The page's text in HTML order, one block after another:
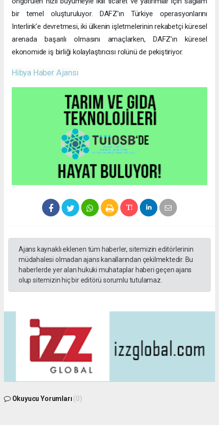
bir temel oluşturuluyor. DAFZ’ın Türkiye operasyonlarını
Interlink’e devretmesi, iki ülkenin işletmelerinin rekabetçi küresel
arenada başarılı olmasını amaçlarken, DAFZ’ın küresel
ekonomide iş birliği kolaylaştırıcısı rolünü de pekiştiriyor.
Hibya Haber Ajansı
Ajans kaynaklı eklenen tüm haberler, sitemizin editörlerinin
müdahalesi olmadan ajans kanallarından çekilmektedir. Bu
haberlerde yer alan hukuki muhataplar haberi geçen ajans
olup sitemizin hiç bir editörü sorumlu tutulamaz.
Okuyucu Yorumları (0)